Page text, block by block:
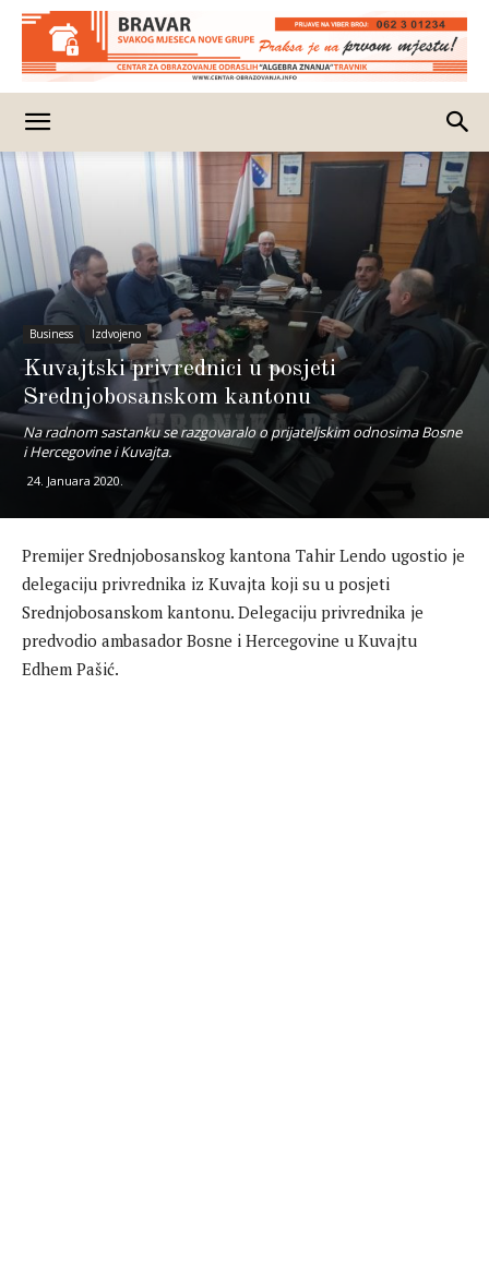
Business Izdvojeno
Kuvajtski privrednici u posjeti
Srednjobosanskom kantonu
Na radnom sastanku se razgovaralo o prijateljskim odnosima Bosne
i Hercegovine i Kuvajta.
24. Januara 2020.
Premijer Srednjobosanskog kantona Tahir Lendo ugostio je
delegaciju privrednika iz Kuvajta koji su u posjeti
Srednjobosanskom kantonu. Delegaciju privrednika je
predvodio ambasador Bosne i Hercegovine u Kuvajtu
Edhem Pašić.